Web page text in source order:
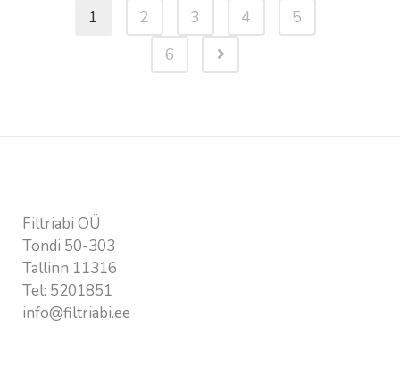
1 2 3 4
5
6
Filtriabi OÜ
Tondi 50-303
Tallinn 11316
Tel: 5201851
info@filtriabi.ee